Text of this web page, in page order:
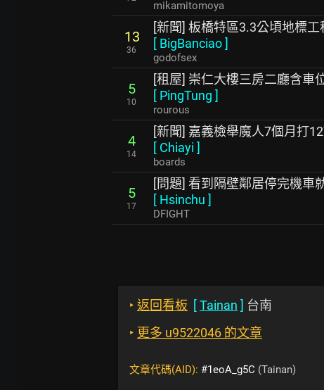
mikamitomoya
13
36
[新聞] 板橋特區3.3公頃地標工
[ BigBanciao]
godofsex
5
10
[租屋] 崇仁大樓三房二廳含車
[ PingTung ]
rourous
4
14
[新聞] 嘉義檢舉魔人7個月打
[ Chiayi ]
boards
5
17
[問題] 看到隔壁鄰居停完機車
[ Hsinchu ]
DFIGHT
‣ 返回看板 [Tainan ] 台南
‣ 更多 u9522046 的文章
文章代碼(AID): #1eoA_g5C (Tainan)